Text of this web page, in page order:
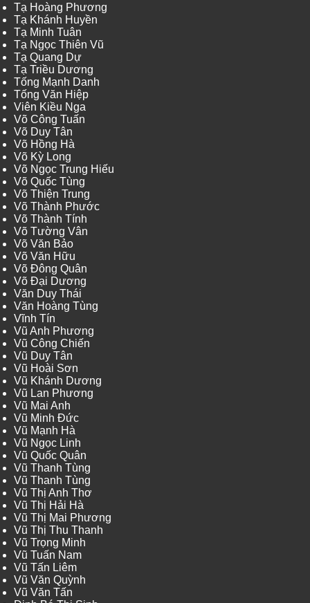
Tạ Hoàng Phương
Tạ Khánh Huyền
Tạ Minh Tuân
Tạ Ngọc Thiên Vũ
Tạ Quang Dự
Tạ Triều Dương
Tống Mạnh Danh
Tống Văn Hiệp
Viên Kiều Nga
Võ Công Tuấn
Võ Duy Tân
Võ Hồng Hà
Võ Kỳ Long
Võ Ngọc Trung Hiếu
Võ Quốc Tùng
Võ Thiện Trung
Võ Thành Phước
Võ Thành Tính
Võ Tường Vân
Võ Văn Bảo
Võ Văn Hữu
Võ Đông Quân
Võ Đại Dương
Văn Duy Thái
Văn Hoàng Tùng
Vĩnh Tín
Vũ Anh Phương
Vũ Công Chiến
Vũ Duy Tân
Vũ Hoài Sơn
Vũ Khánh Dương
Vũ Lan Phương
Vũ Mai Anh
Vũ Minh Đức
Vũ Mạnh Hà
Vũ Ngọc Linh
Vũ Quốc Quân
Vũ Thanh Tùng
Vũ Thanh Tùng
Vũ Thị Anh Thơ
Vũ Thị Hải Hà
Vũ Thị Mai Phương
Vũ Thị Thu Thanh
Vũ Trọng Minh
Vũ Tuấn Nam
Vũ Tấn Liêm
Vũ Văn Quỳnh
Vũ Văn Tấn